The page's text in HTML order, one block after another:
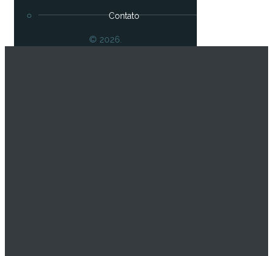
Contato
© 2026.